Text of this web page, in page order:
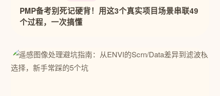
PMP备考别死记硬背！用这3个真实项目场景串联49
个过程，一次搞懂